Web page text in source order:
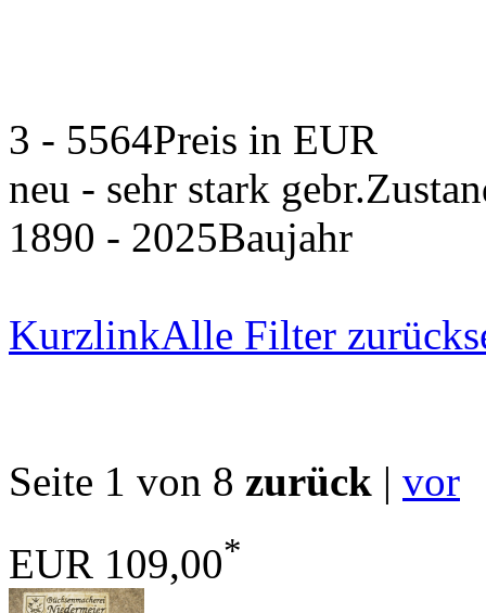
3 - 5564Preis in EUR
neu - sehr stark gebr.
1890 - 2025Baujahr
KurzlinkAlle Filter
Seite 1 von 8 zurück | vor
EUR 109,00*